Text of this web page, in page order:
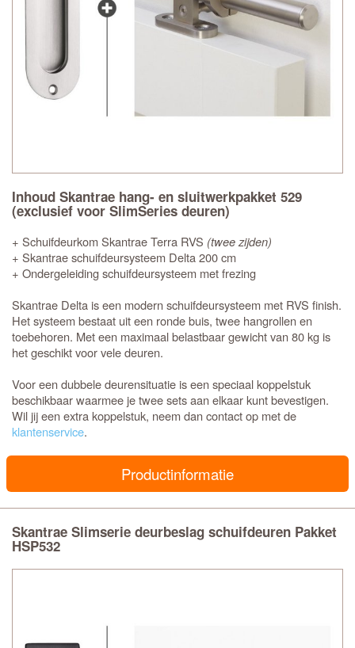
Inhoud Skantrae hang- en sluitwerkpakket 529
(exclusief voor SlimSeries deuren)
+ Schuifdeurkom Skantrae Terra RVS (twee zijden)
+ Skantrae schuifdeursysteem Delta 200 cm
+ Ondergeleiding schuifdeursysteem met frezing
Skantrae Delta is een modern schuifdeursysteem met RVS finish.
Het systeem bestaat uit een ronde buis, twee hangrollen en
toebehoren. Met een maximaal belastbaar gewicht van 80 kg is
het geschikt voor vele deuren.
Voor een dubbele deurensituatie is een speciaal koppelstuk
beschikbaar waarmee je twee sets aan elkaar kunt bevestigen.
Wil jij een extra koppelstuk, neem dan contact op met de
klantenservice.
Productinformatie
Skantrae Slimserie deurbeslag schuifdeuren Pakket
HSP532